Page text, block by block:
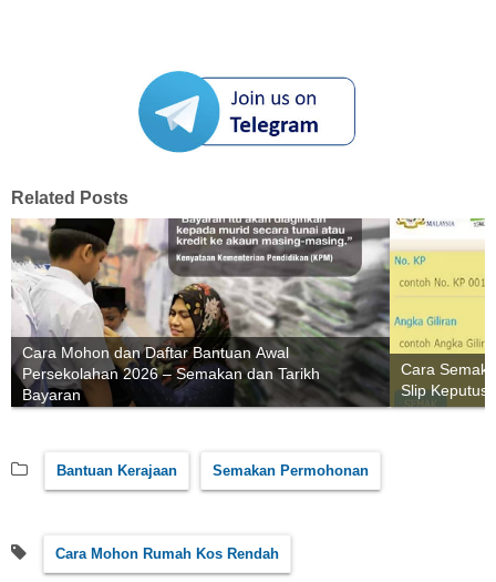
Related Posts
Cara Mohon dan Daftar Bantuan Awal
Persekolahan 2026 – Semakan dan Tarikh
Bayaran
Cara
Slip
Bantuan Kerajaan Semakan Permohonan
Cara Mohon Rumah Kos Rendah